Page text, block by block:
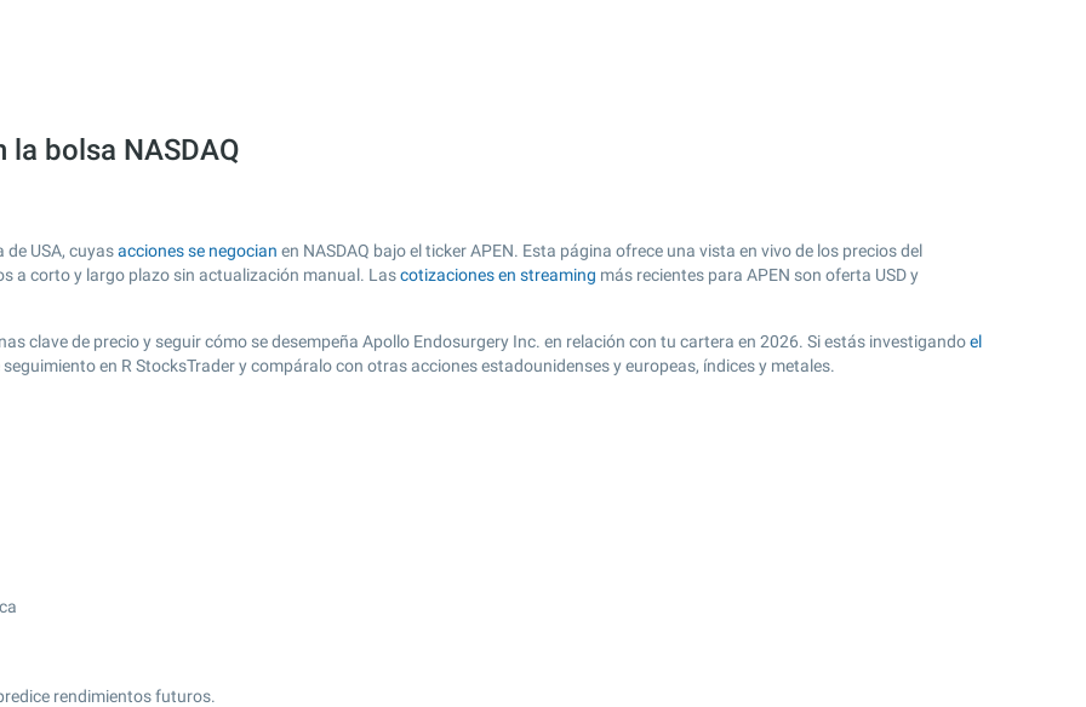
la bolsa NASDAQ
USA, cuyasacciones se negocian en NASDAQ bajo el ticker APEN. Esta página ofrece una vista en vivo de los precios del
a corto y largo plazo sin actualización manual. Lascotizaciones en streaming más recientes para APEN son oferta USD y
clave de precio y seguir cómo se desempeña Apollo Endosurgery Inc. en relación con tu cartera en 2026. Si estás investigandoel
en R StocksTrader y compáralo con otras acciones estadounidenses y europeas, índices y metales.
rendimientos futuros.